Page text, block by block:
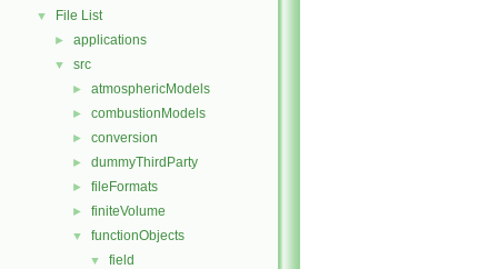
▼ File List
► applications
▼ src
► atmosphericModels
► combustionModels
► conversion
► dummyThirdParty
► fileFormats
► finiteVolume
▼ functionObjects
▼ field